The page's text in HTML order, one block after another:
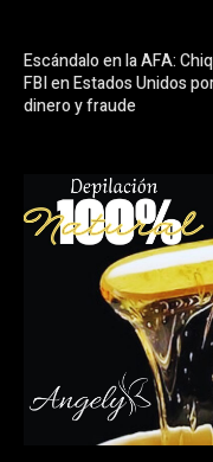
Escándalo en la AFA:
FBI en Estados Unidos
dinero y fraude